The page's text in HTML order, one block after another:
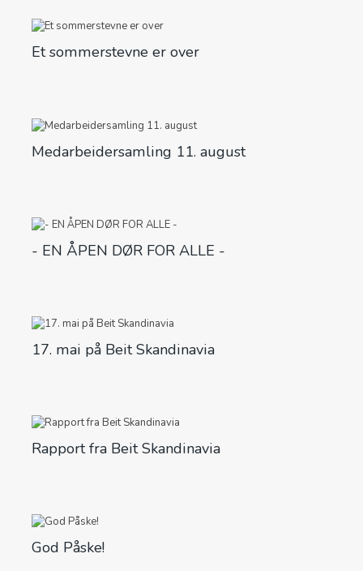
Et sommerstevne er over
Medarbeidersamling 11. august
- EN ÅPEN DØR FOR ALLE -
17. mai på Beit Skandinavia
Rapport fra Beit Skandinavia
God Påske!